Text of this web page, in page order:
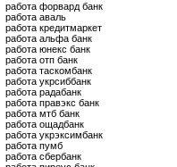
работа форвард банк
работа аваль
работа кредитмаркет
работа альфа банк
работа юнекс банк
работа отп банк
работа таскомбанк
работа укрсиббанк
работа радабанк
работа правэкс банк
работа мтб банк
работа ощадбанк
работа укрэксимбанк
работа пумб
работа сбербанк